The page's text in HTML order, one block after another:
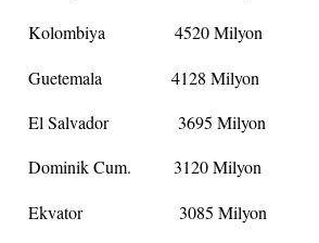
Kolombiya
4520 Milyon
Guetemala
4128 Milyon
El Salvador
3695 Milyon
Dominik Cum.
3120 Milyon
Ekvator
3085 Milyon